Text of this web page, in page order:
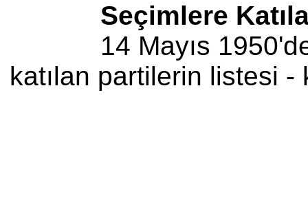
Seçimlere
14 Mayıs 1950'den
katılan partilerin listesi -